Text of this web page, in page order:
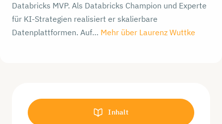
Databricks MVP. Als Databricks Champion und Experte
für KI-Strategien realisiert er skalierbare
Datenplattformen. Auf… Mehr über Laurenz Wuttke
Inhalt